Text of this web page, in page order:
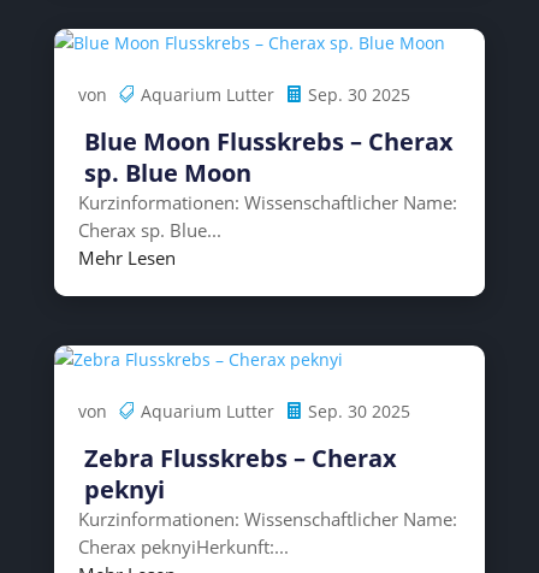
Blue Moon Flusskrebs – Cherax
sp. Blue Moon
von Aquarium Lutter Sep. 30 2025
Kurzinformationen: Wissenschaftlicher Name:
Cherax sp. Blue...
Mehr Lesen
Zebra Flusskrebs – Cherax
peknyi
von Aquarium Lutter Sep. 30 2025
Kurzinformationen: Wissenschaftlicher Name:
Cherax peknyiHerkunft:...